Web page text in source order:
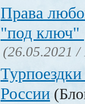
Права
"под ключ"
(26.05.2021 /
России